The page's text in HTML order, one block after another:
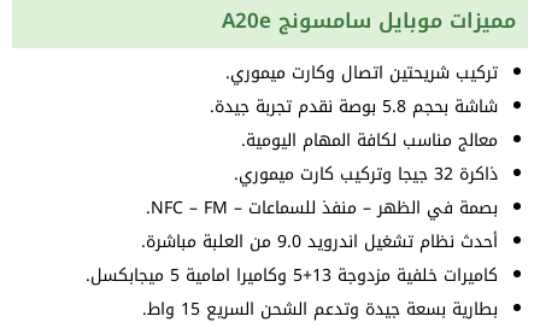
مميزات موبايل سامسونج A20e
تركيب شريحتين اتصال وكارت ميموري.
شاشة بحجم 5.8 بوصة نقدم تجربة جيدة.
معالج مناسب لكافة المهام اليومية.
ذاكرة 32 جيجا وتركيب كارت ميموري.
بصمة في الظهر – منفذ للسماعات – NFC – FM.
أحدث نظام تشغيل اندرويد 9.0 من العلبة مباشرة.
كاميرات خلفية مزدوجة 13+5 وكاميرا امامية 5 ميجابكسل.
بطارية بسعة جيدة وتدعم الشحن السريع 15 واط.